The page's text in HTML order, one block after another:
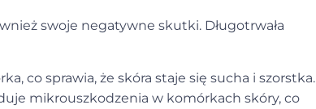
swoje negatywne skutki. Długotrwała
co sprawia, że skóra staje się sucha i szorstka.
mikrouszkodzenia w komórkach skóry, co